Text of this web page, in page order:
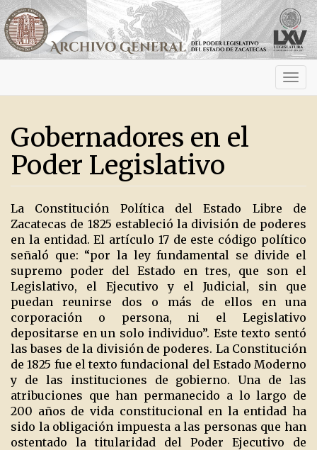
Gobernadores en el
Poder Legislativo
La Constitución Política del Estado Libre de
Zacatecas de 1825 estableció la división de poderes
en la entidad. El artículo 17 de este código político
señaló que: “por la ley fundamental se divide el
supremo poder del Estado en tres, que son el
Legislativo, el Ejecutivo y el Judicial, sin que
puedan reunirse dos o más de ellos en una
corporación o persona, ni el Legislativo
depositarse en un solo individuo”. Este texto sentó
las bases de la división de poderes. La Constitución
de 1825 fue el texto fundacional del Estado Moderno
y de las instituciones de gobierno. Una de las
atribuciones que han permanecido a lo largo de
200 años de vida constitucional en la entidad ha
sido la obligación impuesta a las personas que han
ostentado la titularidad del Poder Ejecutivo de